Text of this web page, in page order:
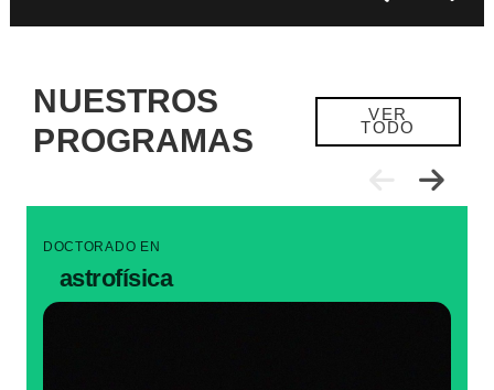
VER
TODO
NUESTROS
PROGRAMAS
DOCTORADO EN
astrofísica